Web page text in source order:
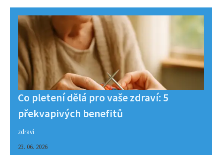
Co pletení dělá pro vaše zdraví: 5
překvapivých benefitů
zdraví
23. 06. 2026